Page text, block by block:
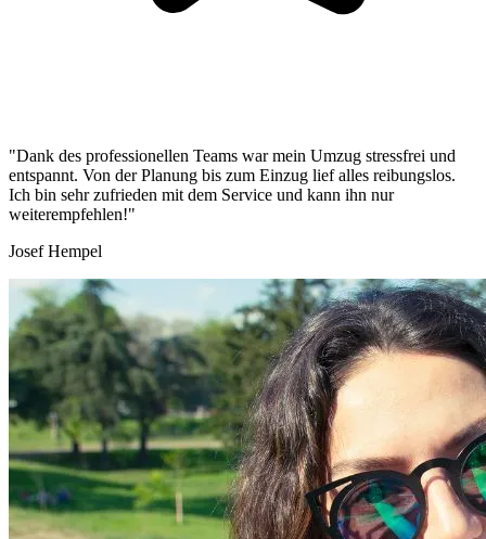
"Dank des professionellen Teams war mein Umzug stressfrei und
entspannt. Von der Planung bis zum Einzug lief alles reibungslos.
Ich bin sehr zufrieden mit dem Service und kann ihn nur
weiterempfehlen!"
Josef Hempel